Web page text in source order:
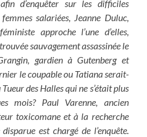
d’enquêter sur les difficiles
salariées, Jeanne Duluc,
approche l’une d’elles,
sauvagement assassinée le
gardien à Gutenberg et
le coupable ou Tatiana serait-
des Halles qui ne s’était plus
mois? Paul Varenne, ancien
toxicomane et à la recherche
est chargé de l’enquête.